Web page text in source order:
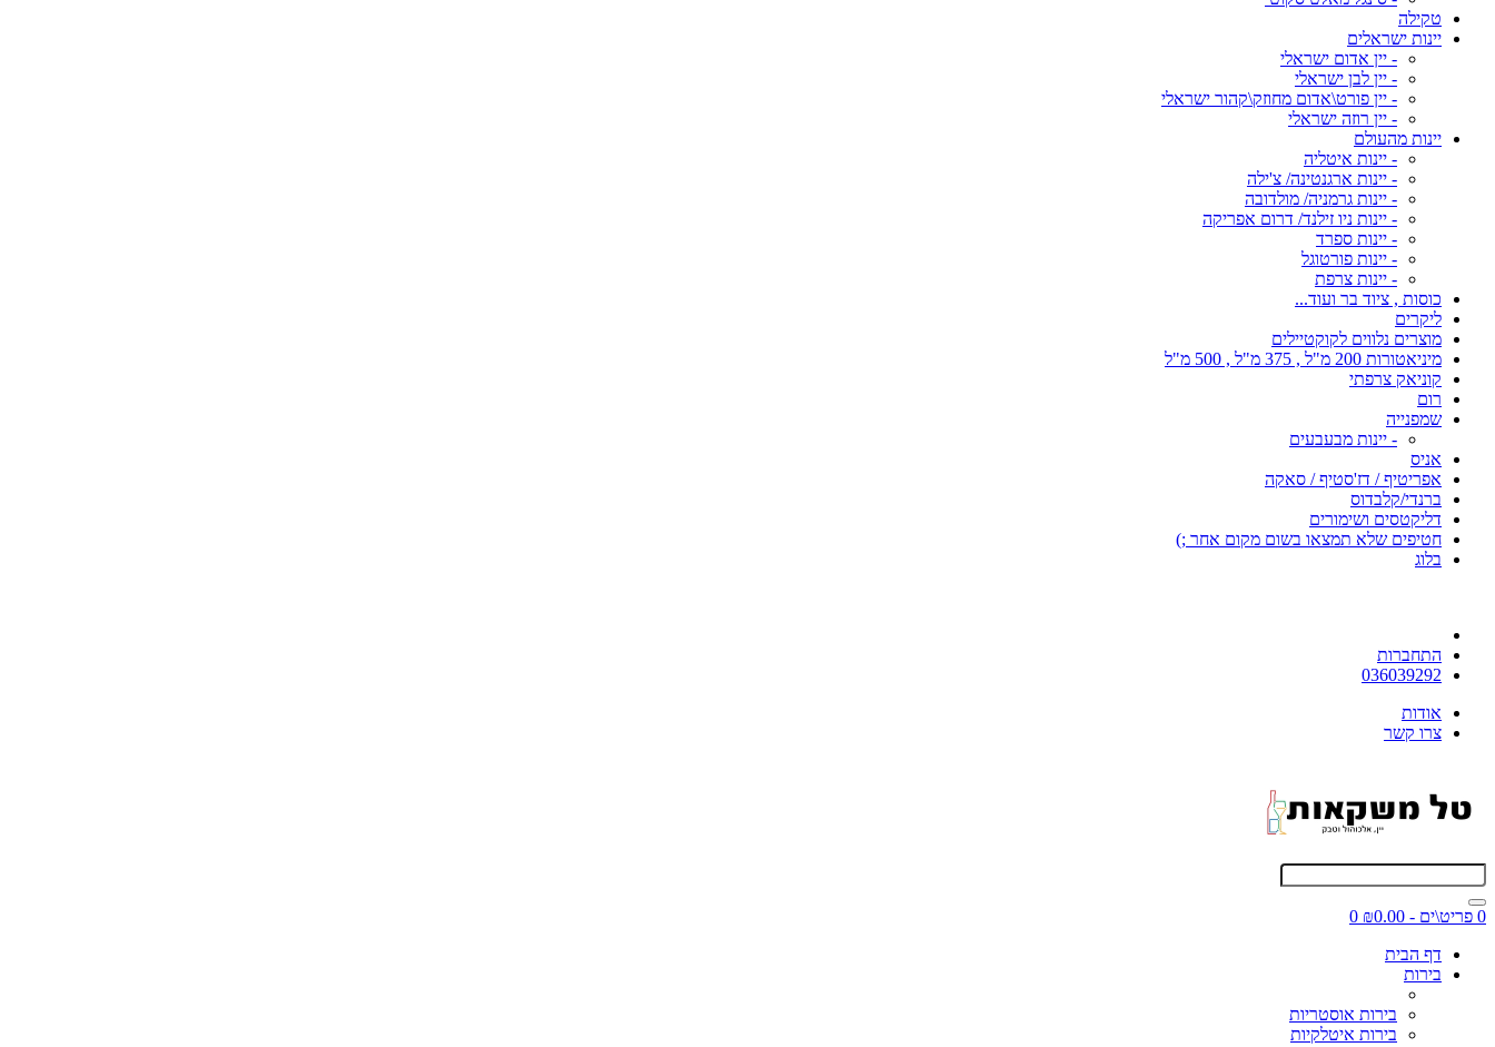
טקילה
יינות ישראלים
- יין אדום ישראלי
- יין לבן ישראלי
- יין פורט\אדום מחוזק\קהור ישראלי
- יין רוזה ישראלי
יינות מהעולם
- יינות איטליה
- יינות ארגנטינה/ צ'ילה
- יינות גרמניה/ מולדובה
- יינות ניו זילנד/ דרום אפריקה
- יינות ספרד
- יינות פורטוגל
- יינות צרפת
כוסות , ציוד בר ועוד...
ליקרים
מוצרים נלווים לקוקטיילים
מיניאטורות 200 מ"ל , 375 מ"ל , 500 מ"ל
קוניאק צרפתי
רום
שמפנייה
- יינות מבעבעים
אניס
אפריטיף / דז'סטיף / סאקה
ברנדי/קלבדוס
דליקטסים ושימורים
חטיפים שלא תמצאו בשום מקום אחר ;)
בלוג
התחברות
036039292
אודות
צרו קשר
0 פריט\ים - ₪0.00
0
דף הבית
בירות
בירות אוסטריות
בירות איטלקיות